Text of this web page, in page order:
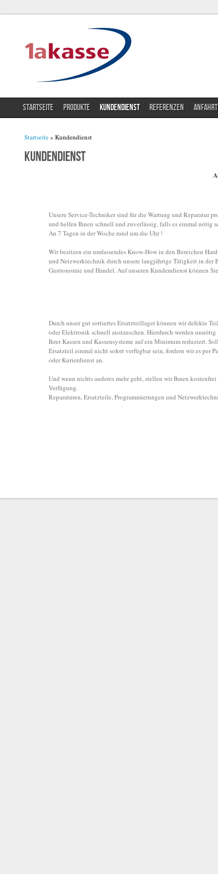
STARTSEITE PRODUKTE KUNDENDIENST REFERENZEN ANFAHRT
Sie sind hier
Startseite» Kundendienst
Kundendienst
Unsere Service-Techniker sind für die Wartung und Reparatur
und helfen Ihnen schnell und zuverlässig, falls es einmal nötig
An 7 Tagen in der Woche rund um die Uhr !
Wir besitzen ein umfassendes Know-How in den Bereichen
und Netzwerktechnik durch unsere langjährige Tätigkeit in der
Gastronomie und Handel. Auf unseren Kundendienst können
Durch unser gut sortiertes Ersatzteillager können wir defekte
oder Elektronik schnell austauschen. Hierdurch werden
Ihrer Kassen und Kassensysteme auf ein Minimum reduziert.
Ersatzteil einmal nicht sofort verfügbar sein, fordern wir es per
oder Kurierdienst an.
Und wenn nichts anderes mehr geht, stellen wir Ihnen
Verfügung.
Reparaturen, Ersatzteile, Programmierungen und